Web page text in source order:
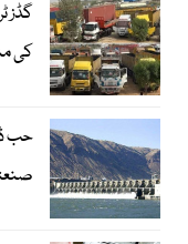
گڈز
کی